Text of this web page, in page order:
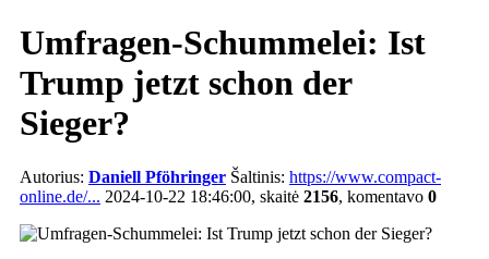
Umfragen-Schummelei: Ist
Trump jetzt schon der
Sieger?
Autorius: Daniell Pföhringer Šaltinis: https://www.compact-
online.de/... 2024-10-22 18:46:00, skaitė 2156, komentavo 0